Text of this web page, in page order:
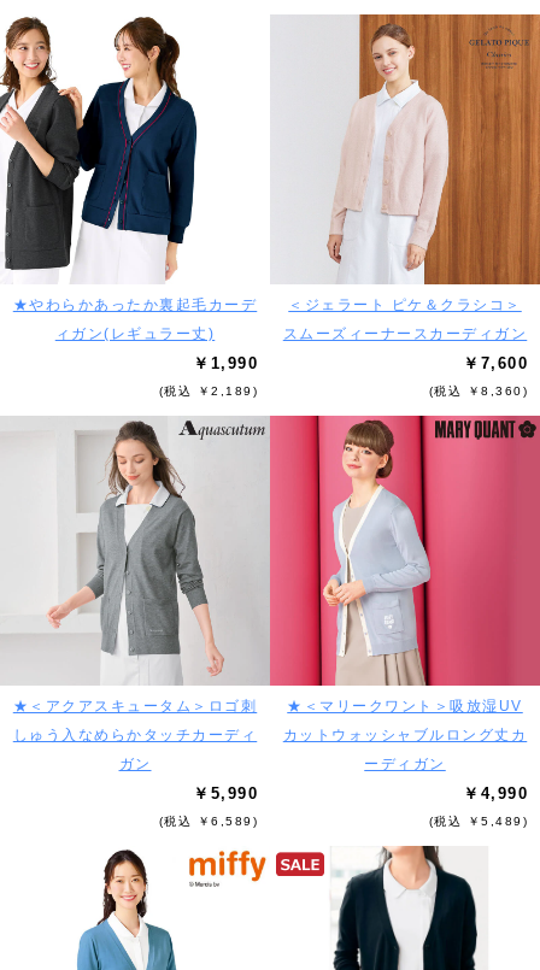
★やわらかあったか裏起毛カーデ
ィガン(レギュラー丈)
￥1,990
(税込 ￥2,189)
＜ジェラート ピケ＆クラシコ＞
スムーズィーナースカーディガン
￥7,600
(税込 ￥8,360)
★＜アクアスキュータム＞ロゴ刺
しゅう入なめらかタッチカーディ
ガン
￥5,990
(税込 ￥6,589)
★＜マリークワント＞吸放湿UV
カットウォッシャブルロング丈カ
ーディガン
￥4,990
(税込 ￥5,489)